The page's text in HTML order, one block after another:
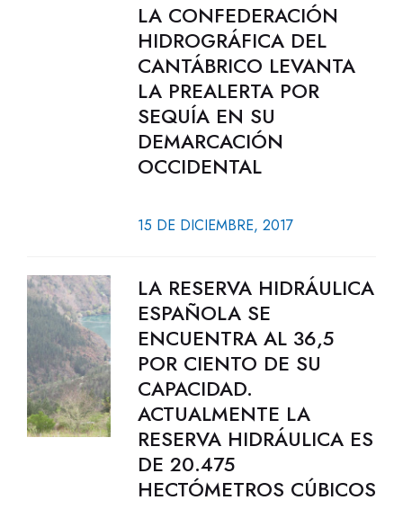
LA CONFEDERACIÓN
HIDROGRÁFICA DEL
CANTÁBRICO LEVANTA
LA PREALERTA POR
SEQUÍA EN SU
DEMARCACIÓN
OCCIDENTAL
15 DE DICIEMBRE, 2017
LA RESERVA HIDRÁULICA
ESPAÑOLA SE
ENCUENTRA AL 36,5
POR CIENTO DE SU
CAPACIDAD.
ACTUALMENTE LA
RESERVA HIDRÁULICA ES
DE 20.475
HECTÓMETROS CÚBICOS